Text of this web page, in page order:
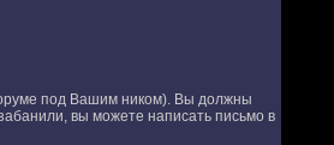
под Вашим ником). Вы должны
вы можете написать письмо в